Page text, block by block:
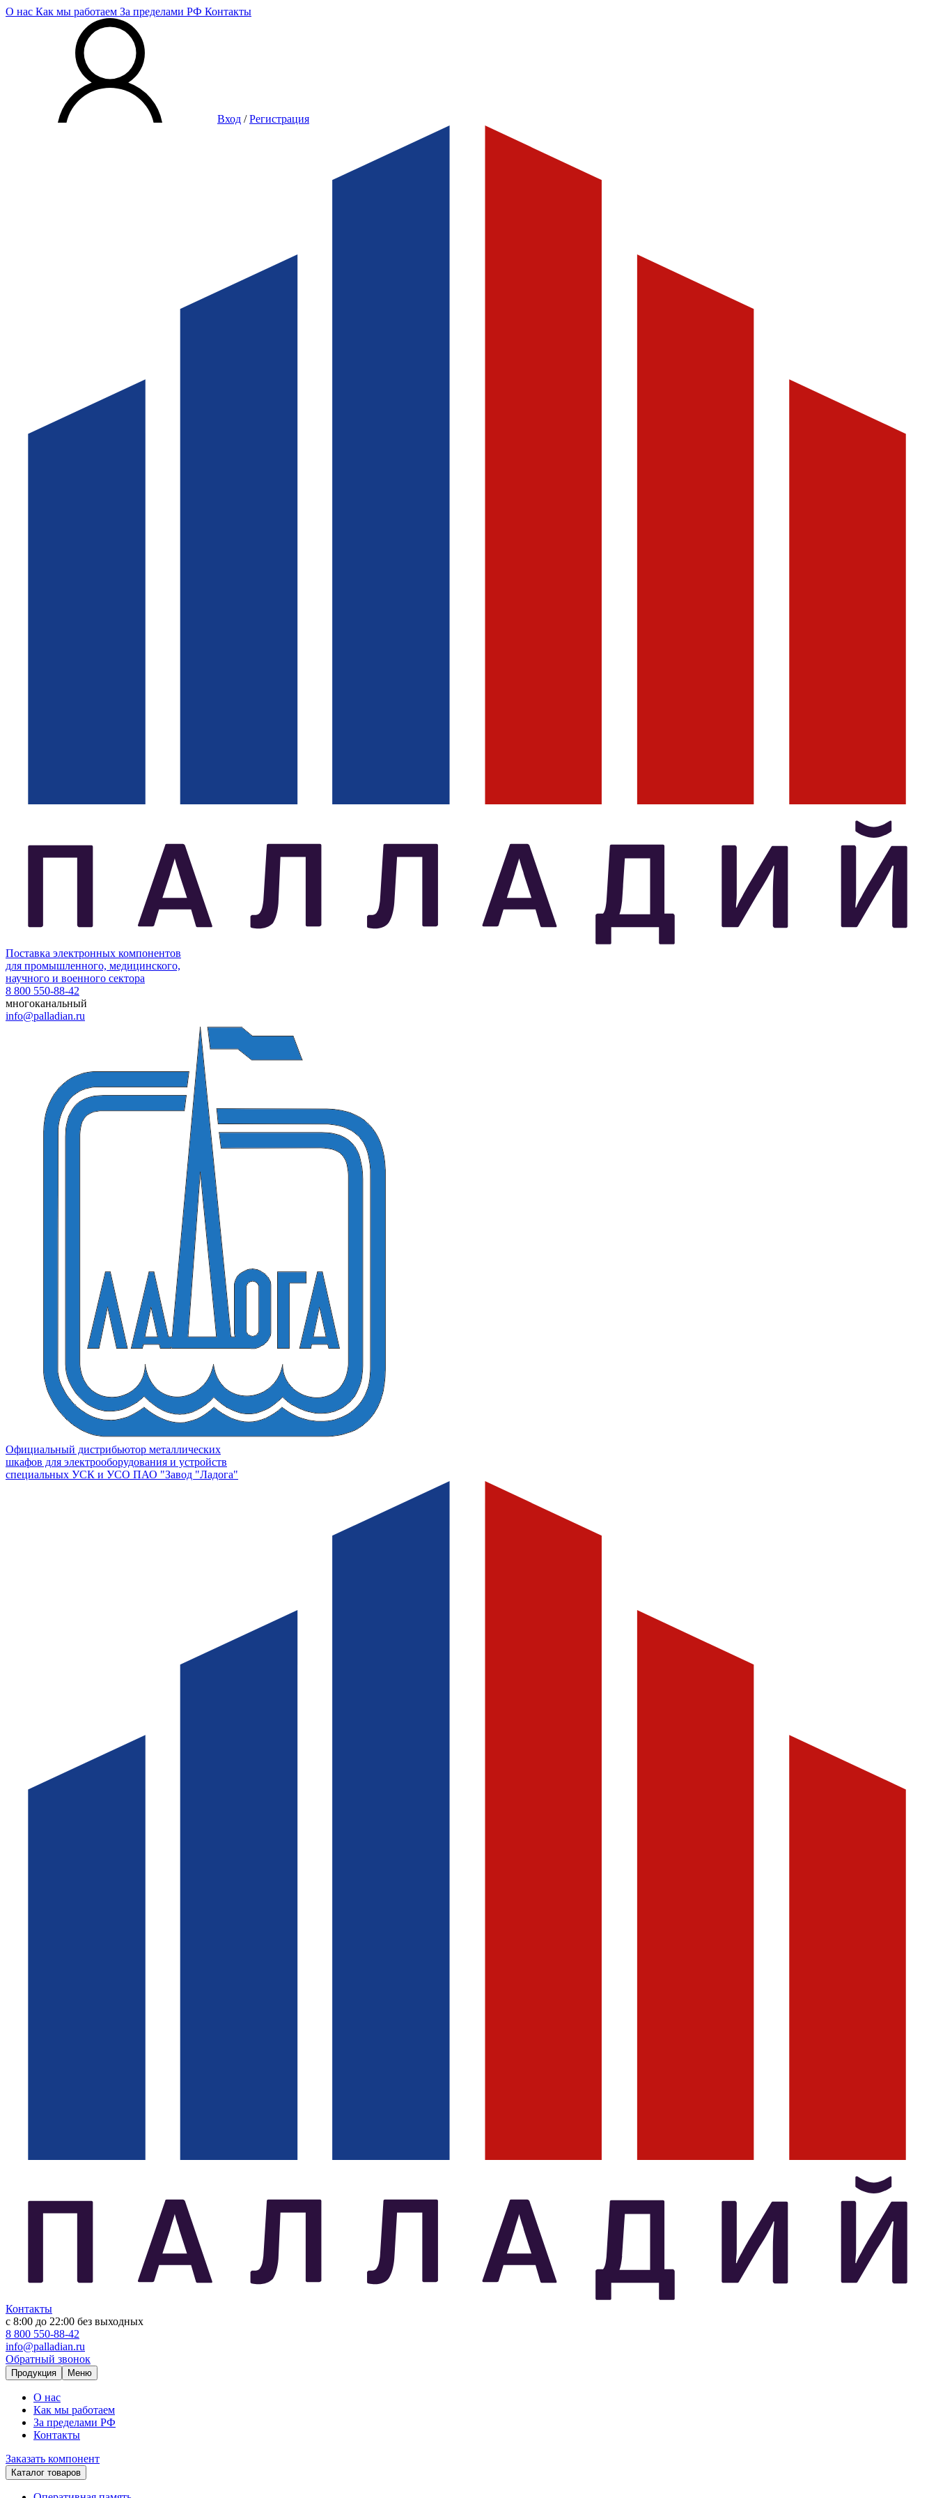
О нас Как мы работаем За пределами РФ Контакты
Вход /Регистрация
Поставка электронных компонентов
для промышленного, медицинского,
научного и военного сектора
8 800 550-88-42
многоканальный
info@palladian.ru
Официальный дистрибьютор металлических
шкафов для электрооборудования и устройств
специальных УСК и УСО ПАО "Завод "Ладога"
Контакты
с 8:00 до 22:00 без выходных
8 800 550-88-42
info@palladian.ru
Обратный звонок
Продукция Меню
О нас
Как мы работаем
За пределами РФ
Контакты
Заказать компонент
Каталог товаров